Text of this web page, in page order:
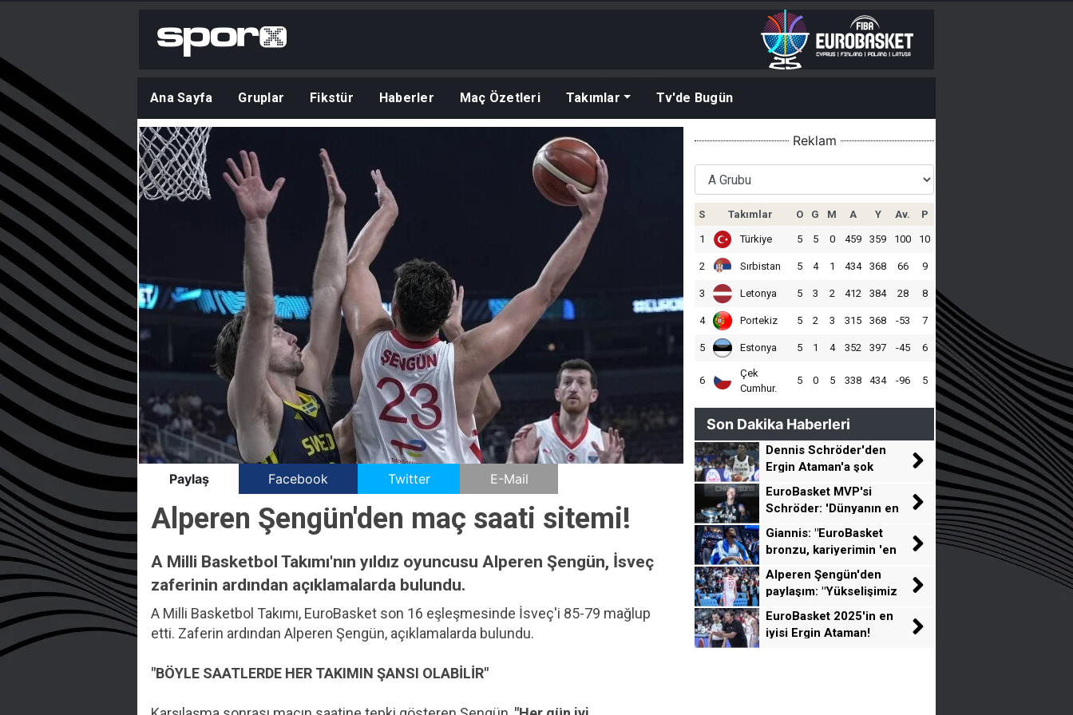
Ana Sayfa Gruplar Fikstür Haberler Maç Özetleri Takımlar Tv'de Bugün
Paylaş Facebook Twitter E-Mail
Alperen Şengün'den maç saati sitemi!
A Milli Basketbol Takımı'nın yıldız oyuncusu Alperen Şengün, İsveç
zaferinin ardından açıklamalarda bulundu.
A Milli Basketbol Takımı, EuroBasket son 16 eşleşmesinde İsveç'i 85-79 mağlup
etti. Zaferin ardından Alperen Şengün, açıklamalarda bulundu.
"BÖYLE SAATLERDE HER TAKIMIN ŞANSI OLABİLİR"
Reklam
S Takımlar O G M A Y Av. P
1 Türkiye 5 5 0 459 359 100 10
2 Sırbistan 5 4 1 434 368 66 9
3 Letonya 5 3 2 412 384 28 8
4 Portekiz 5 2 3 315 368 -53 7
5 Estonya 5 1 4 352 397 -45 6
6
Çek
Cumhur.
5 0 5 338 434 -96 5
Son Dakika Haberleri
Dennis Schröder'den
Ergin Ataman'a şok
sözler!
EuroBasket MVP'si
Schröder: 'Dünyanın en
iyi beş oyuncusu
Avrupa'dan geliyor'
Giannis: "EuroBasket
bronzu, kariyerimin 'en
büyük başarısı'"
Alperen Şengün'den
paylaşım: "Yükselişimiz
devam edecek"
EuroBasket 2025'in en
iyisi Ergin Ataman!